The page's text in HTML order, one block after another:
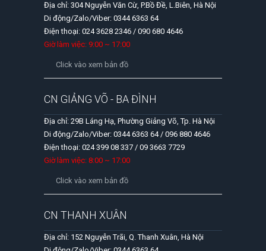
Địa chỉ: 304 Nguyễn Văn Cừ, P.Bồ Đề, L.Biên, Hà Nội
Di động/Zalo/Viber: 0344 6363 64
Điện thoại: 024 3628 2346 / 090 680 4646
Giờ làm việc: 9:00 ~ 17:00
Click vào xem bản đồ
CN GIẢNG VÕ - BA ĐÌNH
Địa chỉ: 29B Láng Hạ, Phường Giảng Võ, Tp. Hà Nội
Di động/Zalo/Viber: 0344 6363 64 / 096 880 4646
Điện thoại: 024 399 08 337 / 09 3663 7729
Giờ làm việc: 8:00 ~ 17:00
Click vào xem bản đồ
CN THANH XUÂN
Địa chỉ: 152 Nguyễn Trãi, Q. Thanh Xuân, Hà Nội